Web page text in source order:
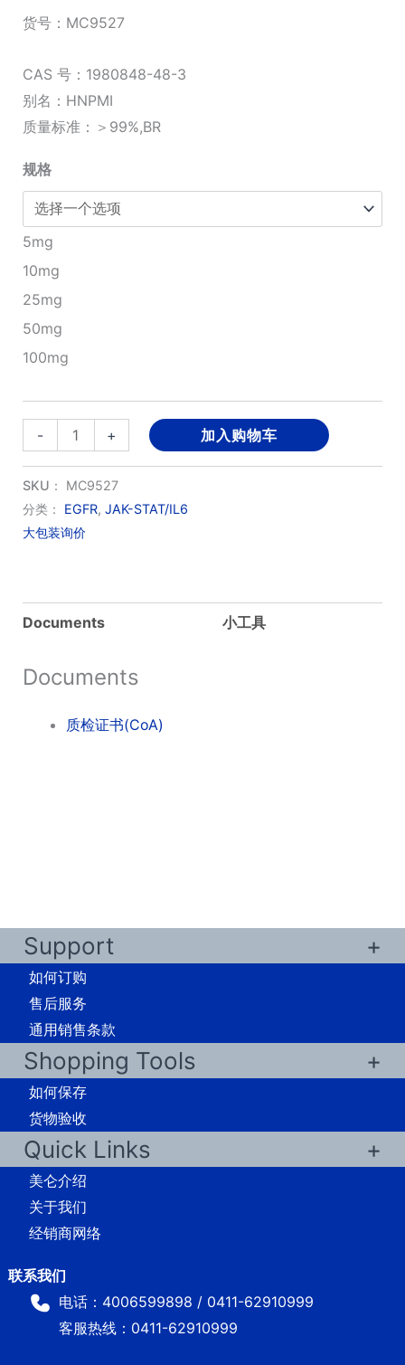
¥4,130.00
货号： MC9527
CAS 号：1980848-48-3
别名：HNPMI
质量标准：＞99%,BR
规格
5mg
10mg
25mg
50mg
100mg
-
HNPMI
数
量
+ 加入购物车
SKU： MC9527
分类： EGFR, JAK-STAT/IL6
大包装询价
Documents 小工具
Documents
质检证书(CoA)
Support
如何订购
售后服务
通用销售条款
Shopping Tools
如何保存
货物验收
Quick Links
美仑介绍
关于我们
经销商网络
电话：4006599898 / 0411-62910999
客服热线：0411-62910999